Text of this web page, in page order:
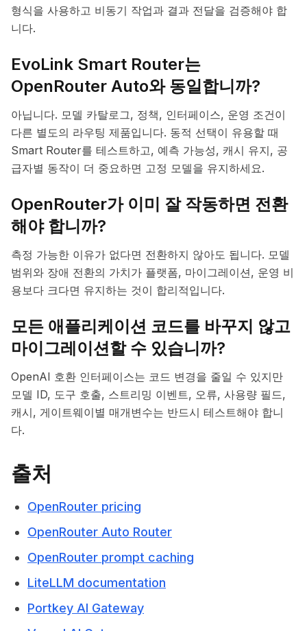
형식을 사용하고 비동기 작업과 결과 전달을 검증해야 합
니다.
EvoLink Smart Router는
OpenRouter Auto와 동일합니까?
아닙니다. 모델 카탈로그, 정책, 인터페이스, 운영 조건이
다른 별도의 라우팅 제품입니다. 동적 선택이 유용할 때
Smart Router를 테스트하고, 예측 가능성, 캐시 유지, 공
급자별 동작이 더 중요하면 고정 모델을 유지하세요.
OpenRouter가 이미 잘 작동하면 전환
해야 합니까?
측정 가능한 이유가 없다면 전환하지 않아도 됩니다. 모델
범위와 장애 전환의 가치가 플랫폼, 마이그레이션, 운영 비
용보다 크다면 유지하는 것이 합리적입니다.
모든 애플리케이션 코드를 바꾸지 않고
마이그레이션할 수 있습니까?
OpenAI 호환 인터페이스는 코드 변경을 줄일 수 있지만
모델 ID, 도구 호출, 스트리밍 이벤트, 오류, 사용량 필드,
캐시, 게이트웨이별 매개변수는 반드시 테스트해야 합니
다.
출처
OpenRouter pricing
OpenRouter Auto Router
OpenRouter prompt caching
LiteLLM documentation
Portkey AI Gateway